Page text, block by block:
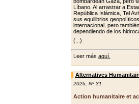
Líbano. Al arrastrar a
República Islámica, Tel
sus equilibrios
internacional, pero
dependiendo de los
(...)
Leer más aquí.
Alternatives
2026, Nº 31
Action humanitaire et